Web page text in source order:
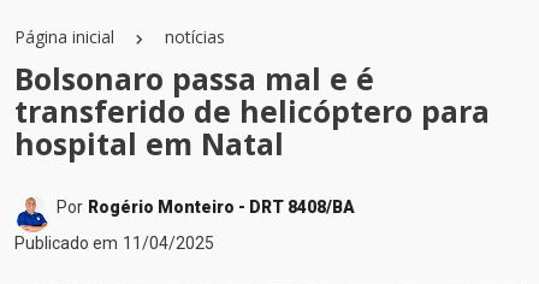
Página inicial notícias
Bolsonaro passa mal e é
transferido de helicóptero para
hospital em Natal
Por Rogério Monteiro - DRT 8408/BA
Publicado em 11/04/2025